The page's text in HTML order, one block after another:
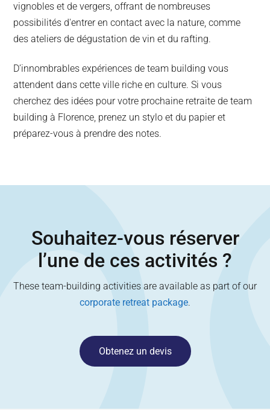
vignobles et de vergers, offrant de nombreuses
possibilités d'entrer en contact avec la nature, comme
des ateliers de dégustation de vin et du rafting.
D’innombrables expériences de team building vous
attendent dans cette ville riche en culture. Si vous
cherchez des idées pour votre prochaine retraite de team
building à Florence, prenez un stylo et du papier et
préparez-vous à prendre des notes.
Souhaitez-vous réserver
l’une de ces activités ?
These team-building activities are available as part of our
corporate retreat package.
Obtenez un devis